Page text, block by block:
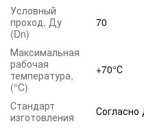
Условный
проход, Ду
(Dn)
70
Максимальная
рабочая
температура,
(°C)
+70°С
Стандарт
изготовления